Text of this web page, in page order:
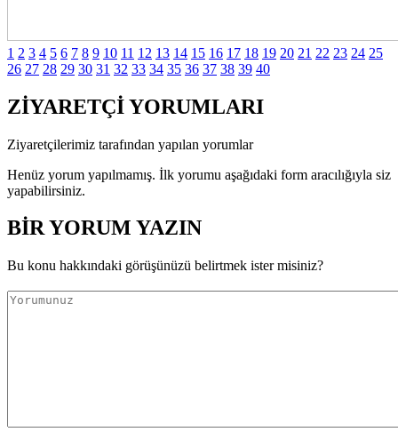
1 2 3 4 5 6 7 8 9 10 11 12 13 14 15 16 17 18 19 20 21 22 23 24 25
26 27 28 29 30 31 32 33 34 35 36 37 38 39 40
ZİYARETÇİ YORUMLARI
Ziyaretçilerimiz tarafından yapılan yorumlar
Henüz yorum yapılmamış. İlk yorumu aşağıdaki form aracılığıyla siz
yapabilirsiniz.
BİR YORUM YAZIN
Bu konu hakkındaki görüşünüzü belirtmek ister misiniz?